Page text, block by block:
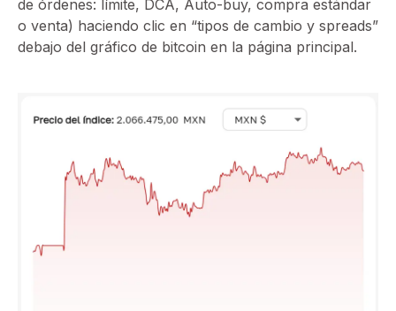
de órdenes: límite, DCA, Auto-buy, compra estándar
o venta) haciendo clic en “tipos de cambio y spreads”
debajo del gráfico de bitcoin en la página principal.